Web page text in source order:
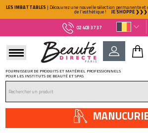
LES IMBATTABLES | Découvrez une nouvelle sélection permanente et
de l'esthétique ! JE SHOPPE ❯❯❯
02 403 37 37
FOURNISSEUR DE PRODUITS ET MATÉRIEL PROFESSIONNELS
POUR LES INSTITUTS DE BEAUTÉ ET SPAS